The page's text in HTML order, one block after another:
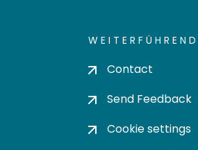
Contact
Send Feedback
Cookie settings